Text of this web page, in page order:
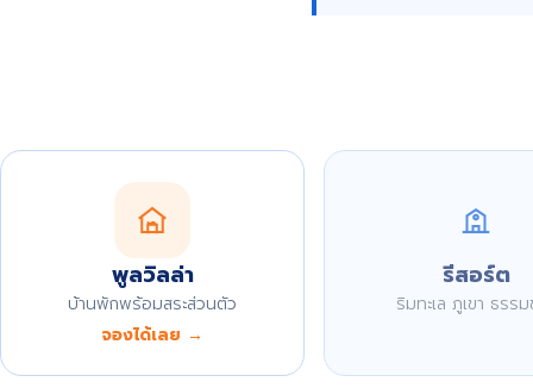
พูลวิลล่า
บ้านพักพร้อมสระส่วนตัว
จองได้เลย →
รีสอร์ต
ริมทะเล ภูเขา ธรร